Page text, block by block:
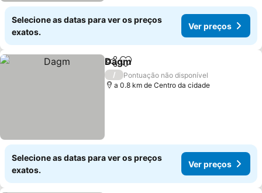
Selecione as datas para ver os preços
exatos.
Ver preços
PartilharAdicionar aos favoritos
Dagm
/
Pontuação não disponível
a 0.8 km de Centro da cidade
Selecione as datas para ver os preços
exatos.
Ver preços